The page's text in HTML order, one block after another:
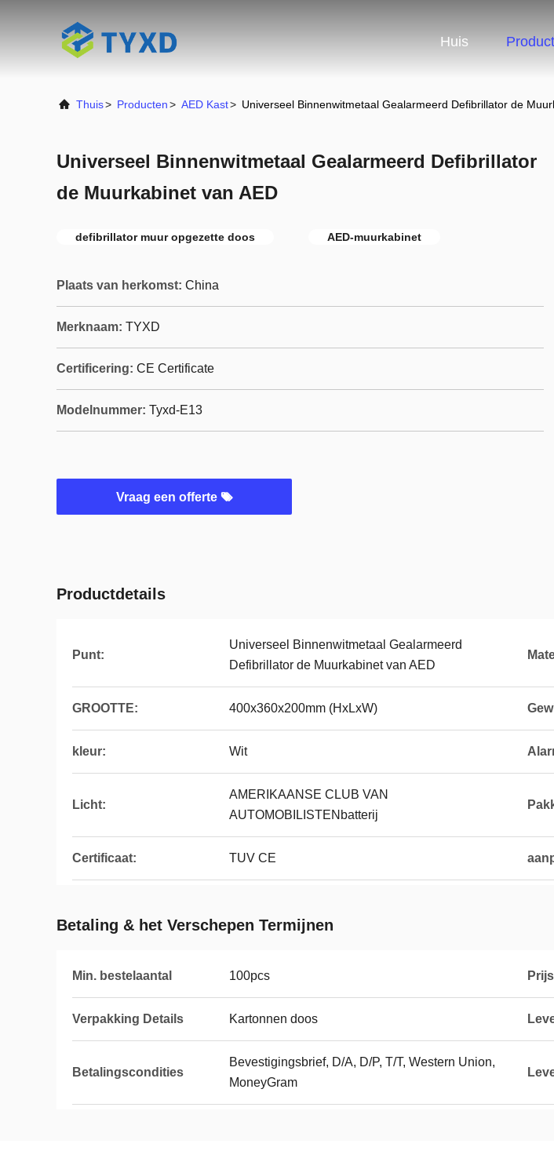
Huis
Thuis> Producten> AED Kast> Universeel Binnenwitmetaal Gealarmeerd Defibrillator de
Universeel Binnenwitmetaal Gealarmeerd Defibrillator
de Muurkabinet van AED
defibrillator muur opgezette doos AED-muurkabinet
Plaats van herkomst: China
Merknaam: TYXD
Certificering: CE Certificate
Modelnummer: Tyxd-E13
Vraag een offerte
Productdetails
Punt:
Universeel Binnenwitmetaal Gealarmeerd
Defibrillator de Muurkabinet van AED
GROOTTE: 400x360x200mm (HxLxW)
kleur: Wit
Licht:
AMERIKAANSE CLUB VAN
AUTOMOBILISTENbatterij
Certificaat: TUV CE
Betaling & het Verschepen Termijnen
Min. bestelaantal 100pcs Prijs
Verpakking Details Kartonnen doos
Betalingscondities
Bevestigingsbrief, D/A, D/P, T/T, Western Union,
MoneyGram